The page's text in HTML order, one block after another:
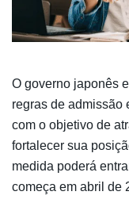
O governo japonês
regras de admissão
com o objetivo de
fortalecer sua
medida poderá
começa em abril de